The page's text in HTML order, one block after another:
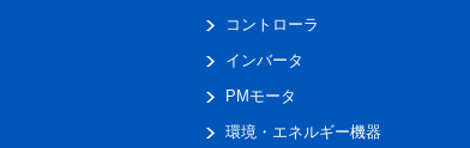
コントローラ
インバータ
PMモータ
環境・エネルギー機器